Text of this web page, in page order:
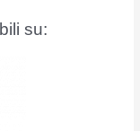
su: